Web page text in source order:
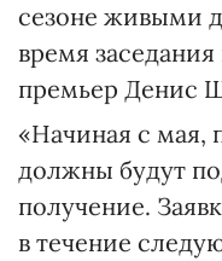
сезоне живыми
время заседания
премьер Денис
«Начиная с мая,
должны будут
получение.
в течение